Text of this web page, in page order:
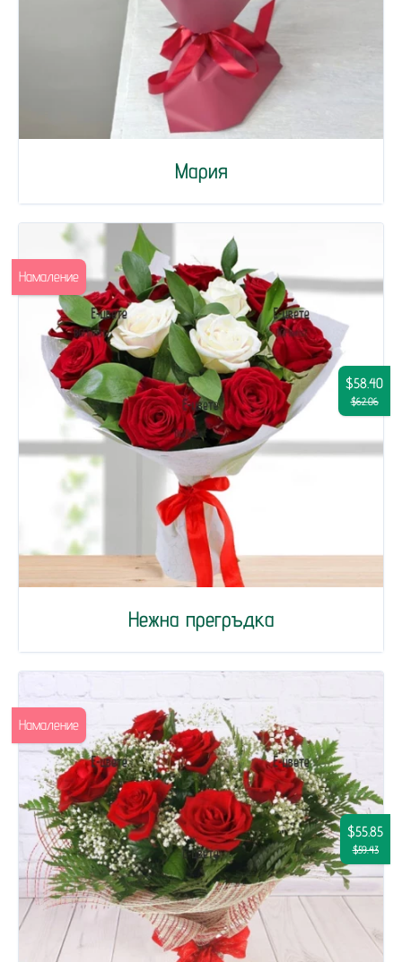
Мария
Нежна прегръдка
$58.40
$62.06
Намаление
$55.85
$59.43
Намаление